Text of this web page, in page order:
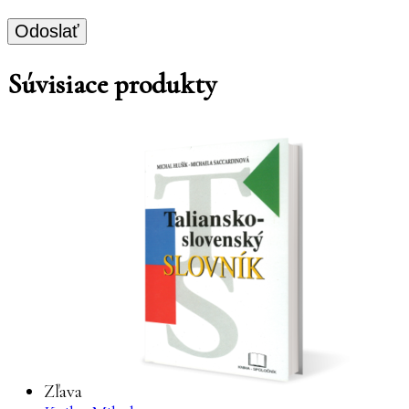
Súvisiace produkty
Zľava